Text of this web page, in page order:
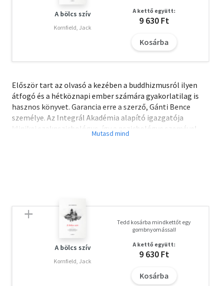
A bölcs szív
Kornfield, Jack
A kettő együtt:
9 630 Ft
Kosárba
Először tart az olvasó a kezében a buddhizmusról ilyen
átfogó és a hétköznapi ember számára gyakorlatilag is
hasznos könyvet. Garancia erre a szerző, Gánti Bence
személye. Az Integrál Akadémia alapító igazgatója
klinikai szakpszichológus, így a pszichológus szemével
láttatja ennek az egész világon elterjedt vallásnak és
legjobban.
A bölcs szív
Kornfield, Jack
Tedd kosárba mindkettőt egy
gombnyomással!
A kettő együtt:
9 630 Ft
Kosárba